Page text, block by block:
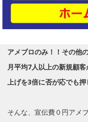
アメブロのみ！！その他
月平均7人以上の新規顧
上げを3倍に否が応でも
そんな、宣伝費０円アメ